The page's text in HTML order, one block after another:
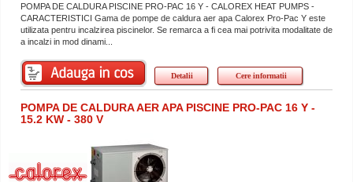
POMPA DE CALDURA PISCINE PRO-PAC 16 Y - CALOREX HEAT PUMPS -
CARACTERISTICI Gama de pompe de caldura aer apa Calorex Pro-Pac Y este
utilizata pentru incalzirea piscinelor. Se remarca a fi cea mai potrivita modalitate de
a incalzi in mod dinami...
Detalii Cere informatii
POMPA DE CALDURA AER APA PISCINE PRO-PAC 16 Y -
15.2 KW - 380 V